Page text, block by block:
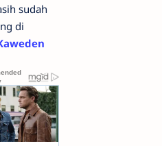
sudah
di